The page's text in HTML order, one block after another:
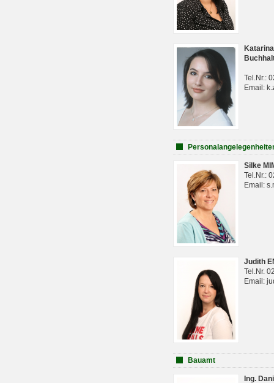
Tel.Nr.:
Email:
Silke
Tel.Nr.:
Email:
Judith
Tel.Nr.
Email:
Bauamt
Ing.